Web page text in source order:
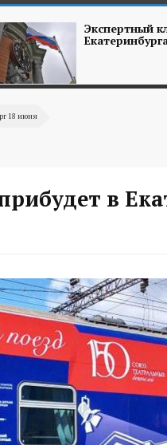
Экспертный
18 июня
в